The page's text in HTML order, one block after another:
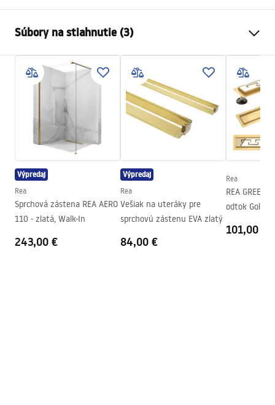
Materiál
Typ batérie
Páková
Spôsob montáže
Povrch
Nastavenie výšky
Áno
Min. výška
830mm
Max. výška
mm
Regulácia tlaku
Áno
Systém Anti-Calc
Technológia povrchovej úpravy
PVD
Rozostup vodovodných
prípojok
150
Súbory na stiahnutie (3)
Bezpečnostné informácie
Safety_Information_Shower_set.pdf
Záručné podmienky
Warranty_Terms_and_Conditions_Faucets_-_5.pdf
Návod na montáž
shower_set.pdf
Výpredaj
Rea
Sprchová zástena REA AERO
110 - zlatá, Walk-In
243,00 €
Výpredaj
Rea
Vešiak na uteráky pre
sprchovú zástenu EVA zlatý
84,00 €
Rea
REA GREEK
odtok Gold
101,00 €